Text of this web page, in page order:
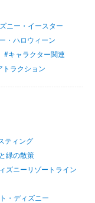
ニー・イースター
・ハロウィーン
#キャラクター関連
トラクション
ティング
緑の散策
ズニーリゾートライン
・ディズニー